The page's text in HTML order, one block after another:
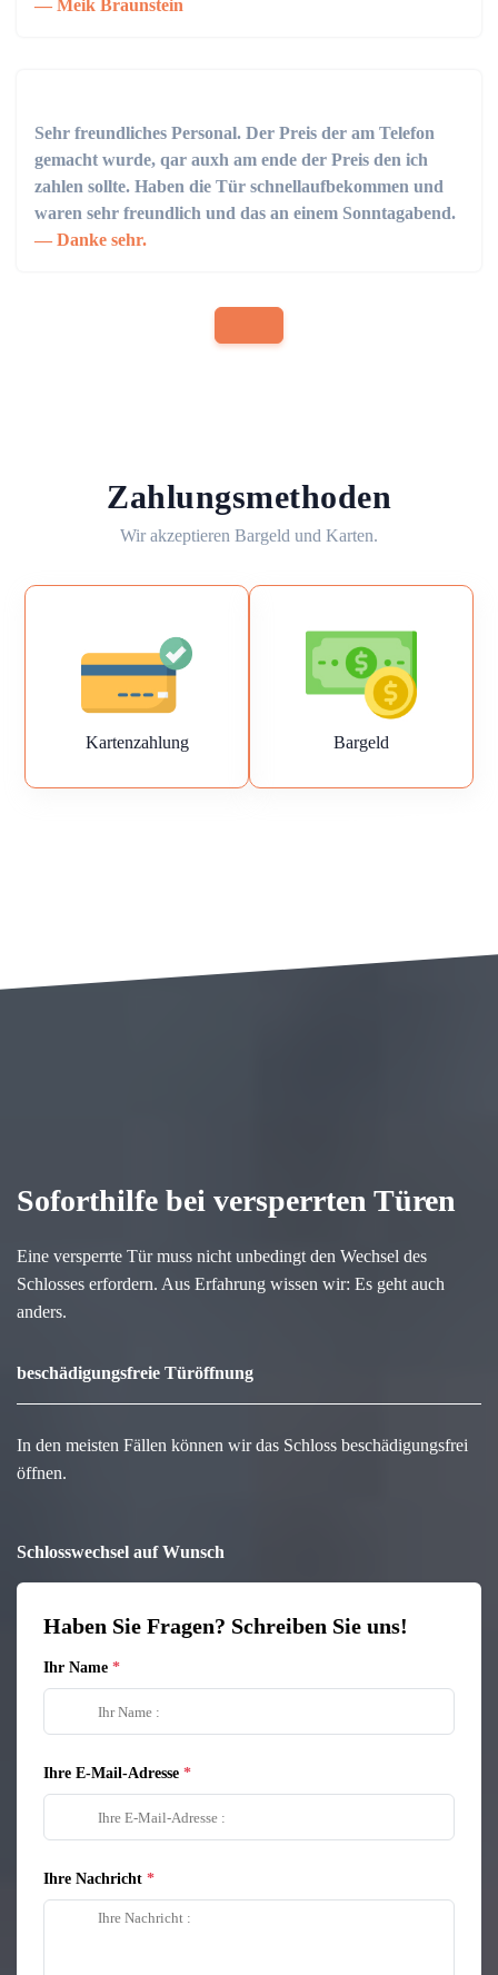
Meik Braunstein
Sehr freundliches Personal. Der Preis der am Telefon
gemacht wurde, qar auxh am ende der Preis den ich
zahlen sollte. Haben die Tür schnellaufbekommen und
waren sehr freundlich und das an einem Sonntagabend.
Danke sehr.
Zahlungsmethoden
Wir akzeptieren Bargeld und Karten.
Kartenzahlung Bargeld
Soforthilfe bei versperrten Türen
Eine versperrte Tür muss nicht unbedingt den Wechsel des
Schlosses erfordern. Aus Erfahrung wissen wir: Es geht auch
anders.
beschädigungsfreie Türöffnung
In den meisten Fällen können wir das Schloss beschädigungsfrei
öffnen.
Schlosswechsel auf Wunsch
Haben Sie Fragen? Schreiben Sie uns!
Ihr Name
Ihre E-Mail-Adresse
Ihre Nachricht